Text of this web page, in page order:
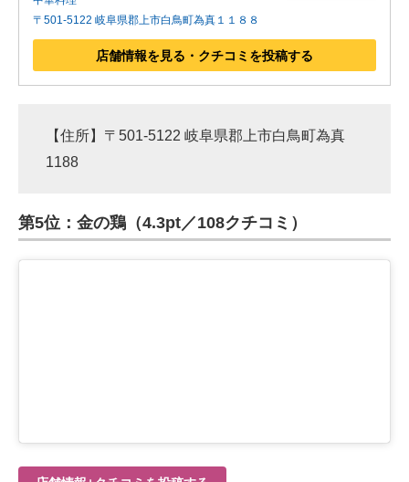
〒501-5122 岐阜県郡上市白鳥町為真１１８８
店舗情報を見る・クチコミを投稿する
【住所】〒501-5122 岐阜県郡上市白鳥町為真
1188
第5位：金の鶏（4.3pt／108クチコミ）